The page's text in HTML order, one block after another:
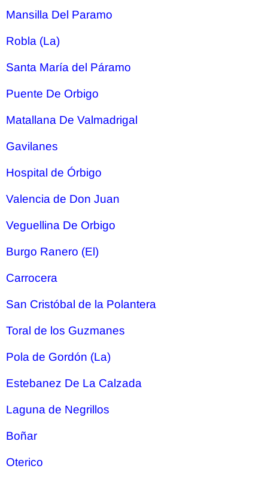
Mansilla Del Paramo
Robla (La)
Santa María del Páramo
Puente De Orbigo
Matallana De Valmadrigal
Gavilanes
Hospital de Órbigo
Valencia de Don Juan
Veguellina De Orbigo
Burgo Ranero (El)
Carrocera
San Cristóbal de la Polantera
Toral de los Guzmanes
Pola de Gordón (La)
Estebanez De La Calzada
Laguna de Negrillos
Boñar
Oterico